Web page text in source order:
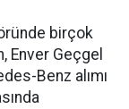
birçok
Enver Geçgel
Benz alımı